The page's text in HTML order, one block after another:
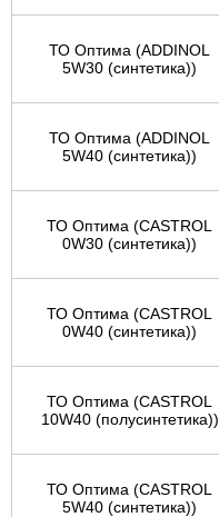
ТО Оптима (ADDINOL
5W30 (синтетика))
ТО Оптима (ADDINOL
5W40 (синтетика))
ТО Оптима (CASTROL
0W30 (синтетика))
ТО Оптима (CASTROL
0W40 (синтетика))
ТО Оптима (CASTROL
10W40 (полусинтетика))
ТО Оптима (CASTROL
5W40 (синтетика))